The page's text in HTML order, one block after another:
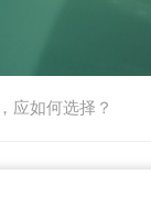
应如何选择？